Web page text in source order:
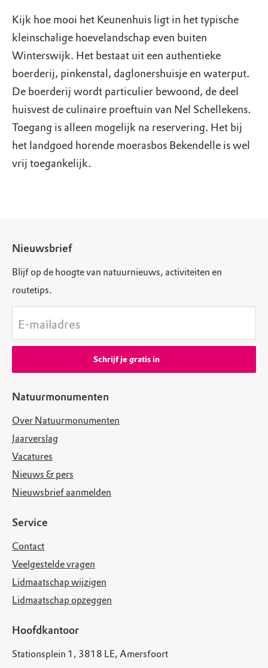
Kijk hoe mooi het Keunenhuis ligt in het typische
kleinschalige hoevelandschap even buiten
Winterswijk. Het bestaat uit een authentieke
boerderij, pinkenstal, daglonershuisje en waterput.
De boerderij wordt particulier bewoond, de deel
huisvest de culinaire proeftuin van Nel Schellekens.
Toegang is alleen mogelijk na reservering. Het bij
het landgoed horende moerasbos Bekendelle is wel
vrij toegankelijk.
Natuurmonumenten
Over Natuurmonumenten
Jaarverslag
Vacatures
Nieuws & pers
Nieuwsbrief aanmelden
Service
Contact
Veelgestelde vragen
Lidmaatschap wijzigen
Lidmaatschap opzeggen
Hoofdkantoor
Stationsplein 1, 3818 LE, Amersfoort
Nieuwsbrief
Blijf op de hoogte van natuurnieuws, activiteiten en
routetips.
E-mailadres
Schrijf je gratis in